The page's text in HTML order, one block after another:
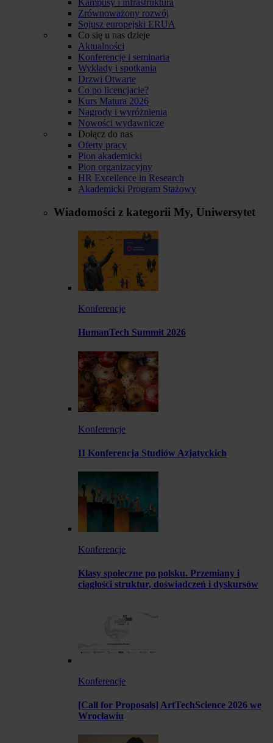
Zrównoważony rozwój
Sojusz europejski ERUA
Co się u nas dzieje
Aktualności
Konferencje i seminaria
Wykłady i spotkania
Drzwi Otwarte
Co po licencjacie?
Kurs Matura 2026
Nagrody i wyróżnienia
Nowości wydawnicze
Dołącz do nas
Oferty pracy
Pion akademicki
Pion organizacyjny
HR Excellence in Research
Akademicki Program Stażowy
Wiadomości z kategorii My, Uniwersytet
Konferencje
HumanTech Summit 2026
Konferencje
II Konferencja Studiów Azjatyckich
Konferencje
Klasy społeczne po polsku. Przemiany i
ciągłości struktur, doświadczeń i dyskursów
Konferencje
[Call for Proposals] ArtTechScience 2026 we
Wrocławiu